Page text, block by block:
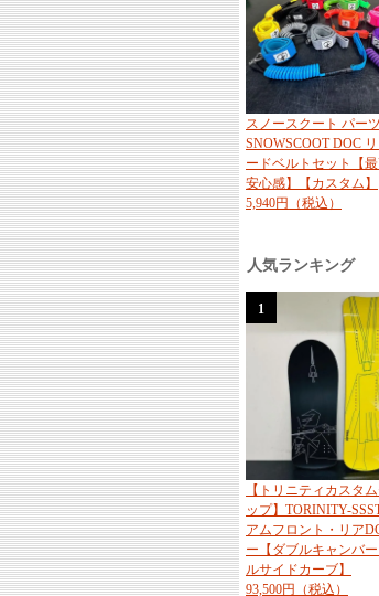
スノースクート パーツ
SNOWSCOOT DOC
ードベルトセット【
安心感】【カスタム】
5,940円（税込）
人気ランキング
1
【トリニティカスタ
ップ】TORINITY-
アムフロント・リア
ー【ダブルキャンバ
ルサイドカーブ】
93,500円（税込）